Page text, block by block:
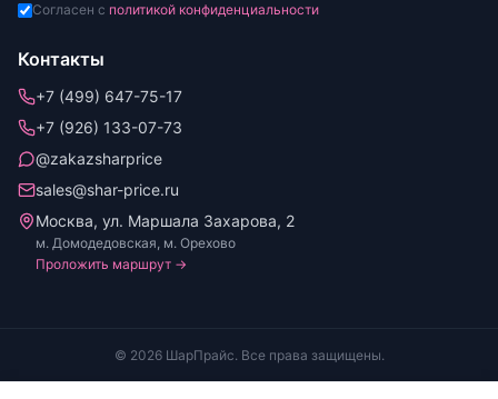
Согласен с политикой конфиденциальности
Контакты
+7 (499) 647-75-17
+7 (926) 133-07-73
@zakazsharprice
sales@shar-price.ru
Москва, ул. Маршала Захарова, 2
м. Домодедовская, м. Орехово
Проложить маршрут →
© 2026 ШарПрайс. Все права защищены.